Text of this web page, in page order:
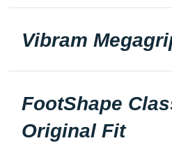
Vibram
FootShape
Original Fit